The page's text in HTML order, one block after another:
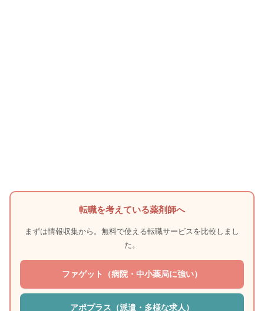
転職を考えている薬剤師へ
まずは情報収集から。無料で使える転職サービスを比較しまし
た。
ファゲット（病院・中小薬局に強い）
アポプラス（派遣・多様な求人）